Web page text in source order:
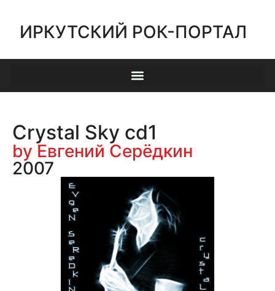
ИРКУТСКИЙ РОК-ПОРТАЛ
Crystal Sky cd1
by Евгений Серёдкин
2007